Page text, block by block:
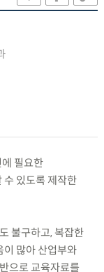
필요한
수 있도록 제작한
불구하고, 복잡한
이 많아 산업부와
으로 교육자료를